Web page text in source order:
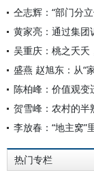
仝志辉：“部门分
黄家亮：通过集团
盛燕 赵旭东：从“
陈柏峰：价值观
贺雪峰：农村的半
热门专栏